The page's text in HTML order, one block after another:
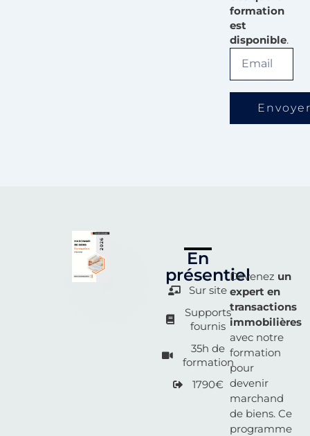
formation
est
disponible.
En
présentiel
Sur site
Supports
fournis
35h de
formation
1790€
Devenez un
expert en
transactions
immobilières
avec notre
formation
pour
devenir
marchand
de biens. Ce
programme